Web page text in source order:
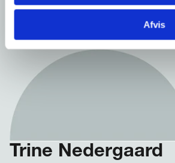
Afvis
Trine Nedergaard